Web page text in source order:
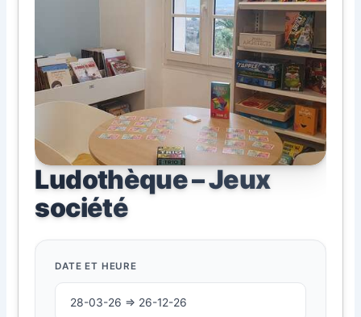
Ludothèque – Jeux
société
DATE ET HEURE
28-03-26 ⇒ 26-12-26